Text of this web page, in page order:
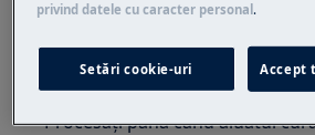
două loturi.
2. Adăugați mai multă făină,
simultan până când motorul
Procesați până când aluatul
privind datele cu caracter personal .
Setări cookie-uri Accept